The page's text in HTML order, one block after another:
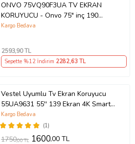
ONVO 75VQ90F3UA TV EKRAN
KORUYUCU - Onvo 75" inç 190
Ekran QLED Şeffaf Koruma paneli
Kargo Bedava
2593,90 TL
Sepette %12 İndirim 2282,63 TL
Vestel Uyumlu Tv Ekran Koruyucu
55UA9631 55'' 139 Ekran 4K Smart
Android TV
(1)
Kargo Bedava
1750,00 TL 1600,00 TL